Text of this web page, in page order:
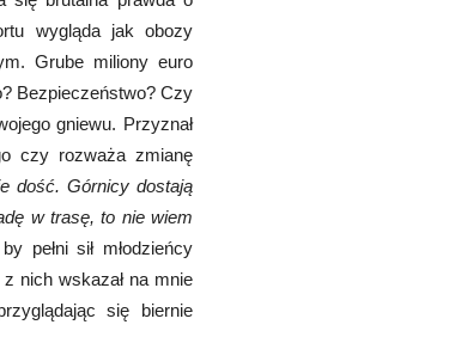
wygląda jak obozy
Grube miliony euro
Bezpieczeństwo? Czy
gniewu. Przyznał
czy rozważa zmianę
dość. Górnicy dostają
w trasę, to nie wiem
pełni sił młodzieńcy
nich wskazał na mnie
się biernie